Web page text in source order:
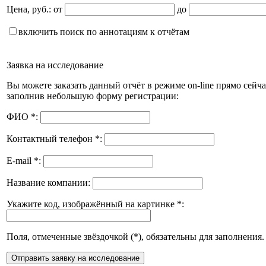
Цена, руб.: от до
включить поиск по аннотациям к отчётам
Заявка на исследование
Вы можете заказать данный отчёт в режиме on-line прямо
заполнив небольшую форму регистрации:
ФИО *:
Контактный телефон *:
E-mail *:
Название компании:
Укажите код, изображённый на картинке *:
Поля, отмеченные звёздочкой (*), обязательны для заполнения.